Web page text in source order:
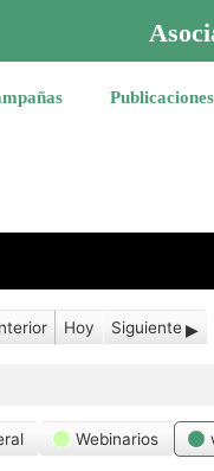
Publicaciones
Hoy Siguiente
Webinarios